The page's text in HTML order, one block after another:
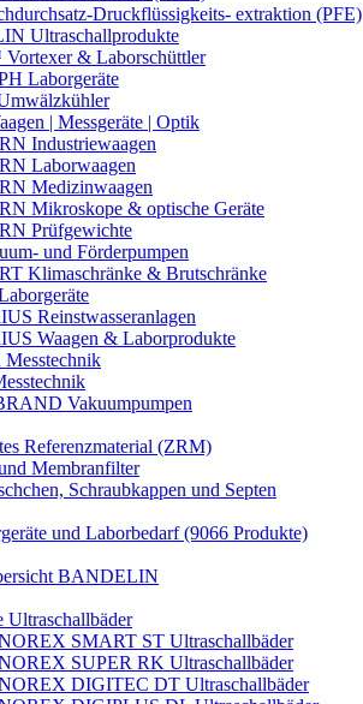
Druckflüssigkeits- extraktion (PFE)
Ultraschallprodukte
& Laborschüttler
Laborgeräte
| Messgeräte | Optik
Industriewaagen
Laborwaagen
Medizinwaagen
Mikroskope & optische Geräte
Prüfgewichte
und Förderpumpen
Klimaschränke & Brutschränke
Reinstwasseranlagen
Waagen & Laborprodukte
Vakuumpumpen
Referenzmaterial (ZRM)
Membranfilter
Schraubkappen und Septen
und Laborbedarf (9066 Produkte)
BANDELIN
Ultraschallbäder
SMART ST Ultraschallbäder
SUPER RK Ultraschallbäder
DIGITEC DT Ultraschallbäder